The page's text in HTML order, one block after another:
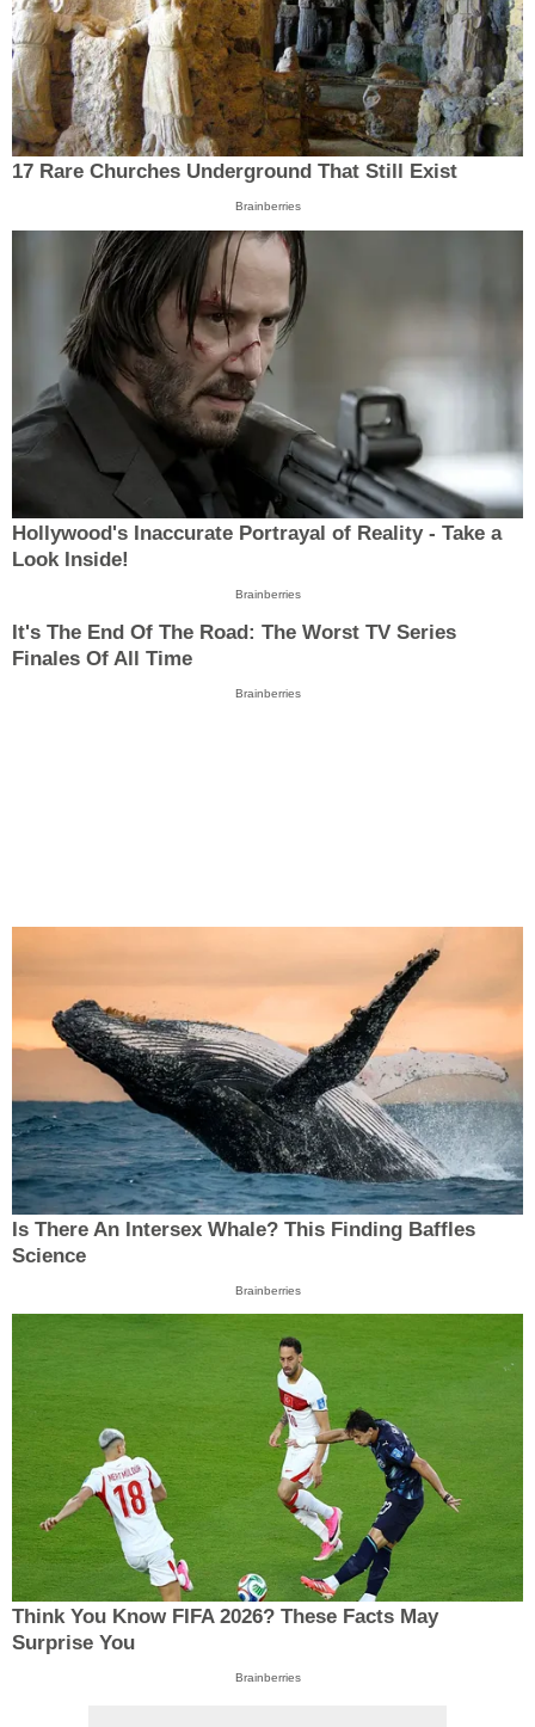
17 Rare Churches Underground That Still Exist
Brainberries
Hollywood's Inaccurate Portrayal of Reality - Take a
Look Inside!
Brainberries
It's The End Of The Road: The Worst TV Series
Finales Of All Time
Brainberries
Is There An Intersex Whale? This Finding Baffles
Science
Brainberries
Think You Know FIFA 2026? These Facts May
Surprise You
Brainberries